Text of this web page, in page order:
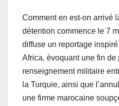
Comment en est-on arrivé
détention commence le 7
diffuse un reportage inspiré
Africa, évoquant une fin de
renseignement militaire
la Turquie, ainsi que
une firme marocaine